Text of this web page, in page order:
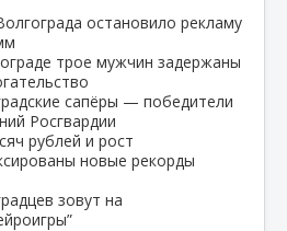
остановило рекламу
трое мужчин задержаны
сапёры — победители
Росгвардии
рублей и рост
новые рекорды
зовут на